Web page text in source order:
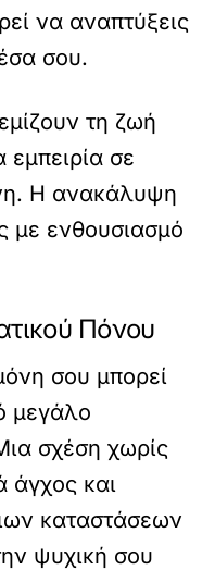
να αναπτύξεις
σου.
τη ζωή
σε
Η ανακάλυψη
με ενθουσιασμό
Πόνου
σου μπορεί
μεγάλο
σχέση χωρίς
άγχος και
καταστάσεων
ψυχική σου